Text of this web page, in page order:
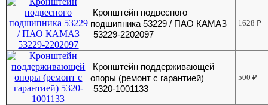
Кронштейн подвесного
подшипника 53229 / ПАО КАМАЗ
53229-2202097
1628₽
Кронштейн поддерживающей
опоры (ремонт с гарантией)
5320-1001133
500₽